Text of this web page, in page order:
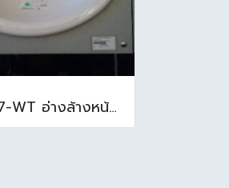
TF-0477-WT อ่างล้างหน้าบนเคาน์เตอร์ สีขาว